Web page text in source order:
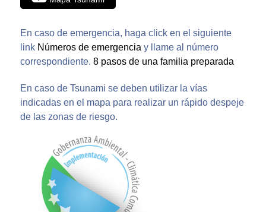
En caso de emergencia, haga click en el siguiente
link Números de emergencia y llame al número
correspondiente. 8 pasos de una familia preparada
En caso de Tsunami se deben utilizar la vías
indicadas en el mapa para realizar un rápido despeje
de las zonas de riesgo.